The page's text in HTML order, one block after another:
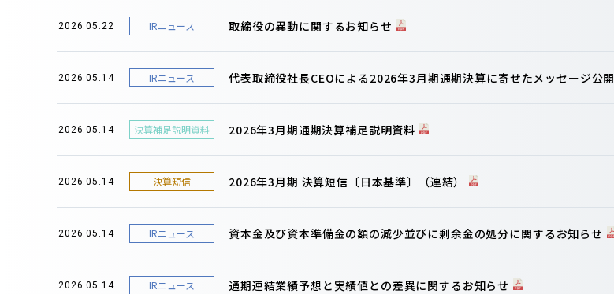
2026.05.22 IRニュース 取締役の異動に関するお知らせ
2026.05.14 IRニュース 代表取締役社長CEOによる2026年3月期通期決算に寄せたメッセージ公開
2026.05.14 決算補足説明資料 2026年3月期通期決算補足説明資料
2026.05.14 決算短信 2026年3月期 決算短信〔日本基準〕（連結）
2026.05.14 IRニュース 資本金及び資本準備金の額の減少並びに剰余金の処分に関するお知らせ
2026.05.14 IRニュース 通期連結業績予想と実績値との差異に関するお知らせ